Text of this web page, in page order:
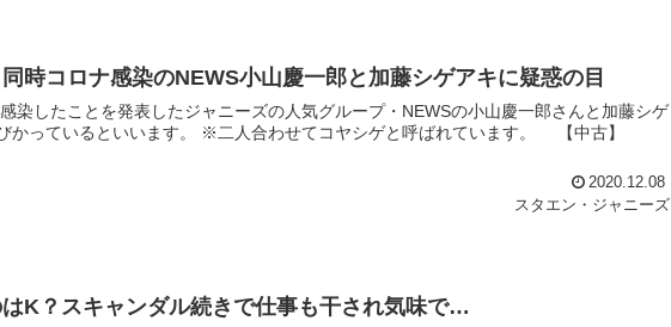
時コロナ感染のNEWS小山慶一郎と加藤シゲアキに疑惑の目
染したことを発表したジャニーズの人気グループ・NEWSの小山慶一郎さんと加藤シゲ
かっているといいます。 ※二人合わせてコヤシゲと呼ばれています。 【中古】
2020.12.08
スタエン・ジャニーズ
K？スキャンダル続きで仕事も干され気味で…